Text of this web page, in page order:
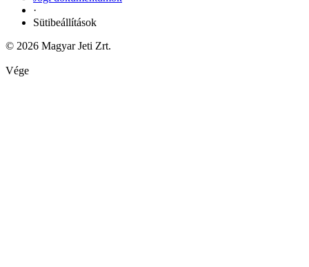
·
Sütibeállítások
© 2026 Magyar Jeti Zrt.
Vége